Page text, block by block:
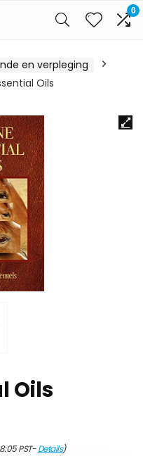
0
en verpleging
Oils
Oils
PST-Details)